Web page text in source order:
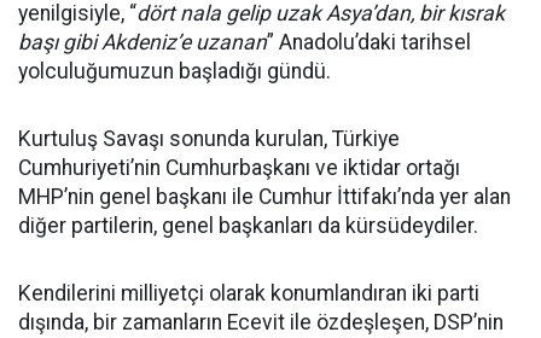
yenilgisiyle, “dört nala gelip uzak Asya’dan, bir kısrak
başı gibi Akdeniz’e uzanan” Anadolu’daki tarihsel
yolculuğumuzun başladığı gündü.
Kurtuluş Savaşı sonunda kurulan, Türkiye
Cumhuriyeti’nin Cumhurbaşkanı ve iktidar ortağı
MHP’nin genel başkanı ile Cumhur İttifakı’nda yer alan
diğer partilerin, genel başkanları da kürsüdeydiler.
Kendilerini milliyetçi olarak konumlandıran iki parti
dışında, bir zamanların Ecevit ile özdeşleşen, DSP’nin